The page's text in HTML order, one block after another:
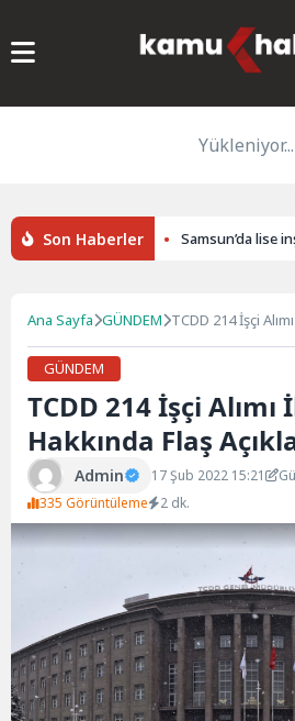
Yükleniyor...
Son Haberler
paylaşıldı Samsun’da lise
Ana Sayfa GÜNDEM TCDD 214 İşçi
GÜNDEM
TCDD 214 İşçi Alımı
Hakkında Flaş
Admin 17 Şub 2022 15:21
335 Görüntüleme
2 dk.